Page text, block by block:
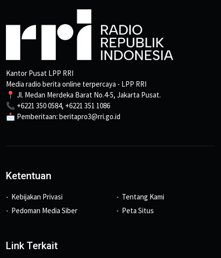
Kantor Pusat LPP RRI
Media radio berita online terpercaya - LPP RRI
📍 Jl. Medan Merdeka Barat No.4-5, Jakarta Pusat.
📞 +6221 350 0584, +6221 351 1086
📩 Pemberitaan: beritapro3@rri.go.id
Ketentuan
Kebijakan Privasi
Pedoman Media Siber
Tentang Kami
Peta Situs
Link Terkait